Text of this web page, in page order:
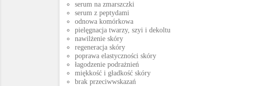
serum na zmarszczki
serum z peptydami
odnowa komórkowa
pielęgnacja twarzy, szyi i dekoltu
nawilżenie skóry
regeneracja skóry
poprawa elastyczności skóry
łagodzenie podrażnień
miękkość i gładkość skóry
brak przeciwwskazań